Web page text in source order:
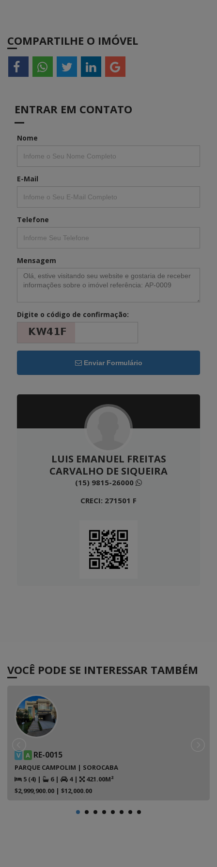
COMPARTILHE O IMÓVEL
ENTRAR EM CONTATO
Nome
E-Mail
Telefone
Mensagem
Digite o código de confirmação:
Enviar Formulário
LUIS EMANUEL FREITAS
CARVALHO DE SIQUEIRA
(15) 9815-26000
CRECI: 271501 F
VOCÊ PODE SE INTERESSAR TAMBÉM
V A RE-0015
PARQUE CAMPOLIM | SOROCABA
5 (4) | 6 | 4 |
421.00M²
$2,999,900.00 | $12,000.00